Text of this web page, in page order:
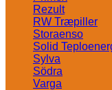
Rezult
RW Træpiller
Storaenso
Solid
Sylva
Södra
Varga